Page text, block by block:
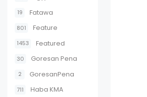
19 Fatawa
801 Feature
1453 Featured
30 Goresan Pena
2 GoresanPena
711 Haba KMA